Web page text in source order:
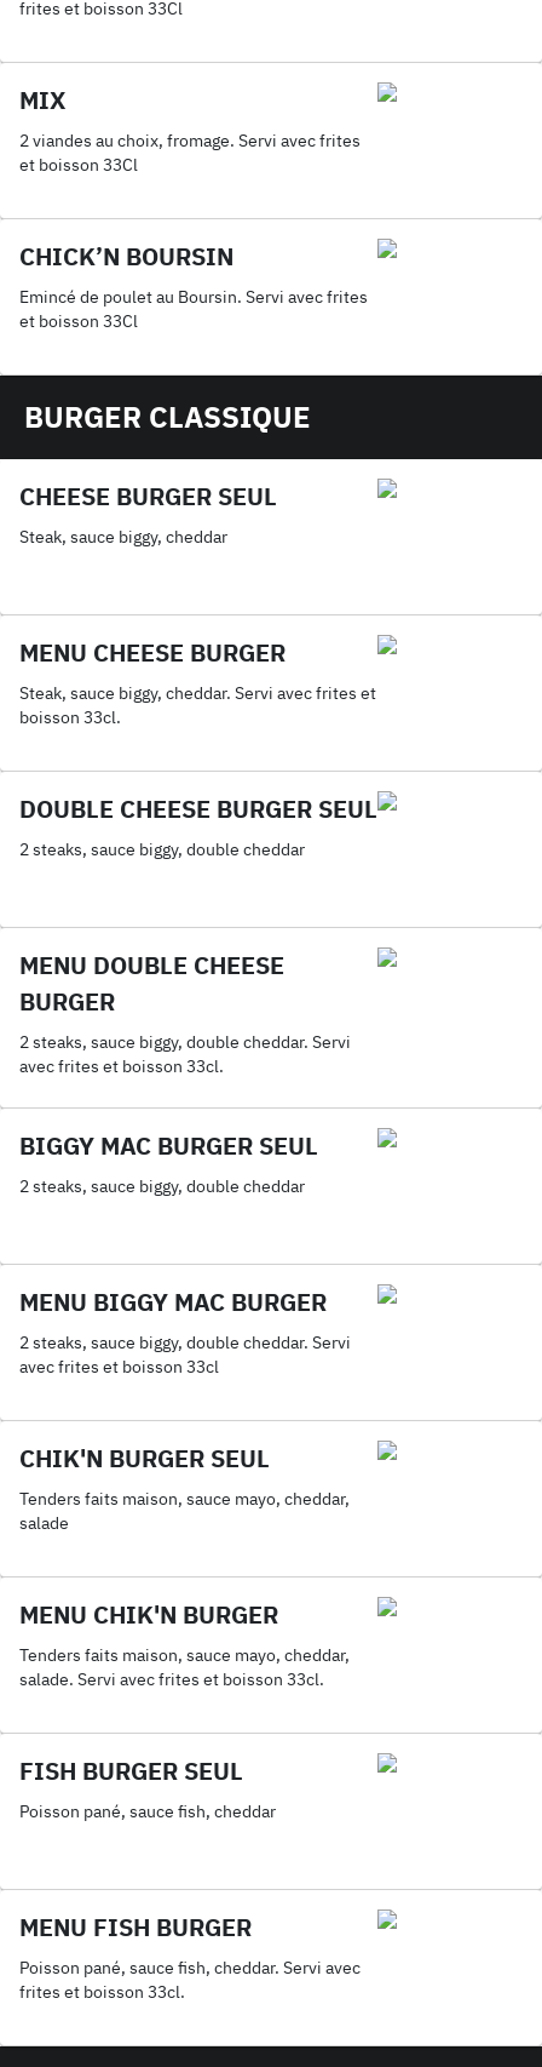
frites et boisson 33Cl
MIX
2 viandes au choix, fromage. Servi avec frites
et boisson 33Cl
CHICK’N BOURSIN
Emincé de poulet au Boursin. Servi avec frites
et boisson 33Cl
BURGER CLASSIQUE
CHEESE BURGER SEUL
Steak, sauce biggy, cheddar
MENU CHEESE BURGER
Steak, sauce biggy, cheddar. Servi avec frites et
boisson 33cl.
DOUBLE CHEESE BURGER SEUL
2 steaks, sauce biggy, double cheddar
MENU DOUBLE CHEESE
BURGER
2 steaks, sauce biggy, double cheddar. Servi
avec frites et boisson 33cl.
BIGGY MAC BURGER SEUL
2 steaks, sauce biggy, double cheddar
MENU BIGGY MAC BURGER
2 steaks, sauce biggy, double cheddar. Servi
avec frites et boisson 33cl
CHIK'N BURGER SEUL
Tenders faits maison, sauce mayo, cheddar,
salade
MENU CHIK'N BURGER
Tenders faits maison, sauce mayo, cheddar,
salade. Servi avec frites et boisson 33cl.
FISH BURGER SEUL
Poisson pané, sauce fish, cheddar
MENU FISH BURGER
Poisson pané, sauce fish, cheddar. Servi avec
frites et boisson 33cl.